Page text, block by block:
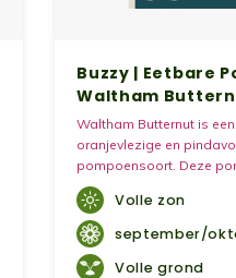
Buzzy | Eetbare
Waltham
Waltham Butternut is een
oranjevlezige en
pompoensoort. Deze
geschikt om te bakken of
zowel in zoete als hartige
gebruikt worden. Neem
gebak, soepen, sauzen,
Volle zon
september/
Volle grond